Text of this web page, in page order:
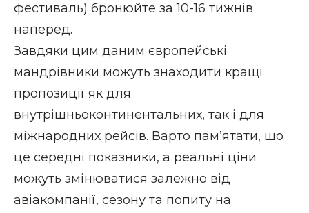
фестиваль) бронюйте за 10-16 тижнів
наперед.
Завдяки цим даним європейські
мандрівники можуть знаходити кращі
пропозиції як для
внутрішньоконтинентальних, так і для
міжнародних рейсів. Варто пам’ятати, що
це середні показники, а реальні ціни
можуть змінюватися залежно від
авіакомпанії, сезону та попиту на